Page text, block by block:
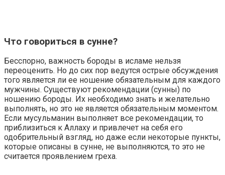
Что говориться в сунне?
Бесспорно, важность бороды в исламе нельзя
переоценить. Но до сих пор ведутся острые обсуждения
того является ли ее ношение обязательным для каждого
мужчины. Существуют рекомендации (сунны) по
ношению бороды. Их необходимо знать и желательно
выполнять, но это не является обязательным моментом.
Если мусульманин выполняет все рекомендации, то
приблизиться к Аллаху и привлечет на себя его
одобрительный взгляд, но даже если некоторые пункты,
которые описаны в сунне, не выполняются, то это не
считается проявлением греха.